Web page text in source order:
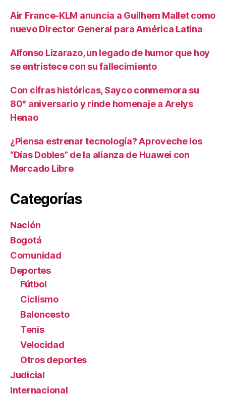
Air France-KLM anuncia a Guilhem Mallet como
nuevo Director General para América Latina
Alfonso Lizarazo, un legado de humor que hoy
se entristece con su fallecimiento
Con cifras históricas, Sayco conmemora su
80° aniversario y rinde homenaje a Arelys
Henao
¿Piensa estrenar tecnología? Aproveche los
“Días Dobles” de la alianza de Huawei con
Mercado Libre
Categorías
Nación
Bogotá
Comunidad
Deportes
Fútbol
Ciclismo
Baloncesto
Tenis
Velocidad
Otros deportes
Judicial
Internacional